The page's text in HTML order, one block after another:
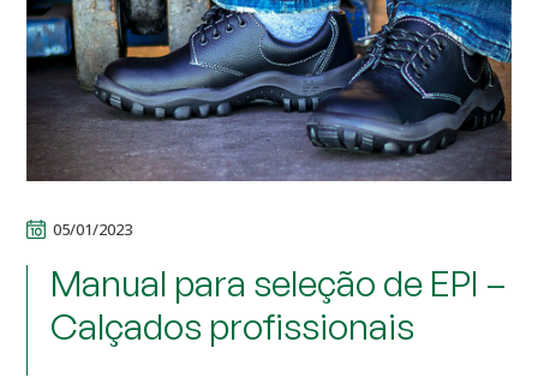
05/01/2023
Manual para seleção de EPI –
Calçados profissionais